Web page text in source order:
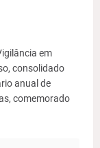
em
consolidado
anual de
comemorado